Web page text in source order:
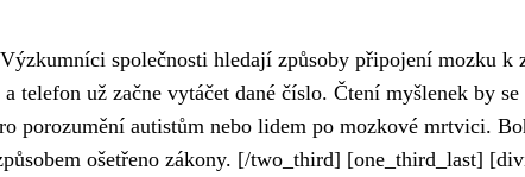
společnosti hledají způsoby připojení mozku k
telefon už začne vytáčet dané číslo. Čtení myšlenek by
porozumění autistům nebo lidem po mozkové mrtvici.
ošetřeno zákony. [/two_third] [one_third_last]